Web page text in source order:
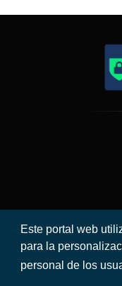
Este portal web
para la
personal de los